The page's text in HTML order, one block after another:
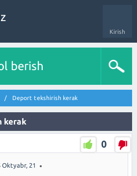
Kirish
berish
Deport tekshirish kerak
kerak
0
Oktyabr, 21